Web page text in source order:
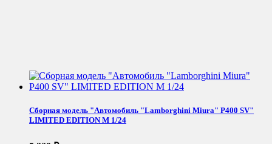
Сборная модель "Автомобиль "Lamborghini Miura" P400 SV"
LIMITED EDITION М 1/24